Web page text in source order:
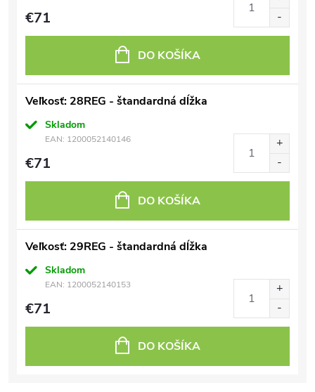
€71
DO KOŠÍKA
Veľkosť: 28REG - štandardná dĺžka
Skladom
EAN: 1200052140146
€71
DO KOŠÍKA
Veľkosť: 29REG - štandardná dĺžka
Skladom
EAN: 1200052140153
€71
DO KOŠÍKA